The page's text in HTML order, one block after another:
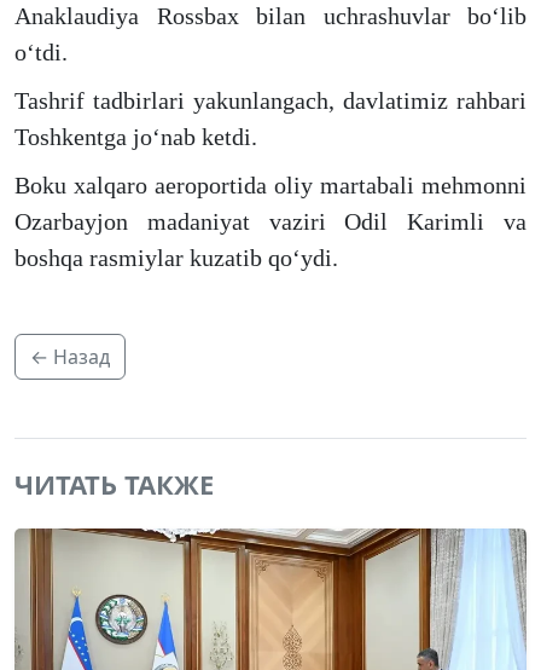
Anaklaudiya Rossbax bilan uchrashuvlar boʻlib
oʻtdi.
Tashrif tadbirlari yakunlangach, davlatimiz rahbari
Toshkentga joʻnab ketdi.
Boku xalqaro aeroportida oliy martabali mehmonni
Ozarbayjon madaniyat vaziri Odil Karimli va
boshqa rasmiylar kuzatib qoʻydi.
← Назад
ЧИТАТЬ ТАКЖЕ